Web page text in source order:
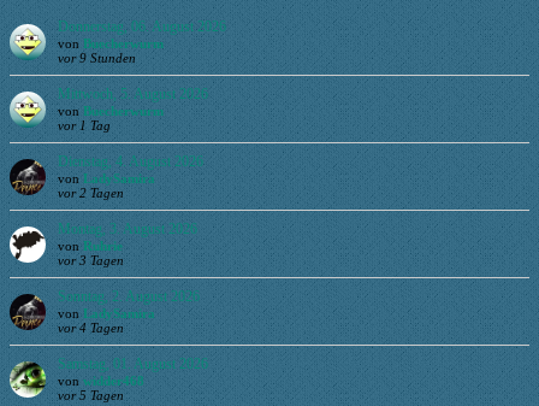
Donnerstag, 06. August 2026
von Buecherwurm
vor 9 Stunden
Mittwoch, 5. August 2026
von Buecherwurm
vor 1 Tag
Dienstag, 4. August 2026
von LadySamira
vor 2 Tagen
Montag, 3. August 2026
von Ruhrie
vor 3 Tagen
Sonntag, 2. August 2026
von LadySamira
vor 4 Tagen
Samstag, 01. August 2026
von widder468
vor 5 Tagen